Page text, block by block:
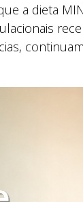
a dieta